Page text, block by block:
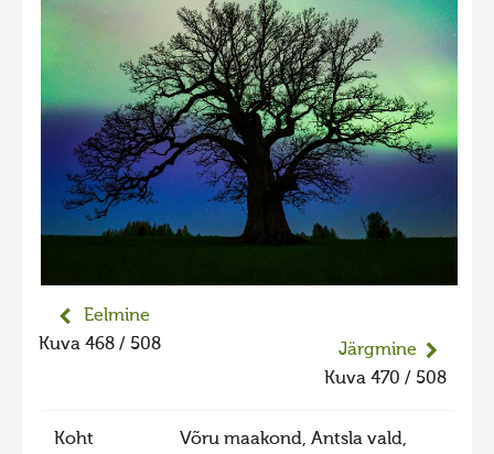
Liikuvad kuvad 2024
Hiite kuvavõistlus 2023
Hiite kuvavõistlus 2023 lisa
Liikuvad kuvad 2023
Hiite kuvavõistlus 2022
Hiite kuvavõistlus 2022 lisa
Hiite kuvavõistlus 2020 lisa
Eelmine
Kuva 468 / 508
Järgmine
Kuva 470 / 508
Koht
Võru maakond, Antsla vald,